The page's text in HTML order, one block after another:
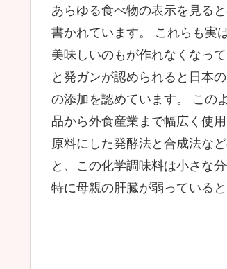
あらゆる食べ物の表示を見る
書かれています。 これらも実
美味しいのもが作れなくなっ
と発ガンが認められると日本
の添加を認めています。 この
品から外食産業まで幅広く使
原料にした発酵法と合成法な
と、この化学調味料は小さな
特に母親の肝臓が弱っている